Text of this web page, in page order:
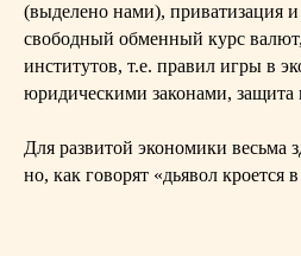
(выделено нами), приватизация и
свободный обменный курс
институтов, т.е. правил игры в
юридическими законами, защита
Для развитой экономики весьма
но, как говорят «дьявол кроется